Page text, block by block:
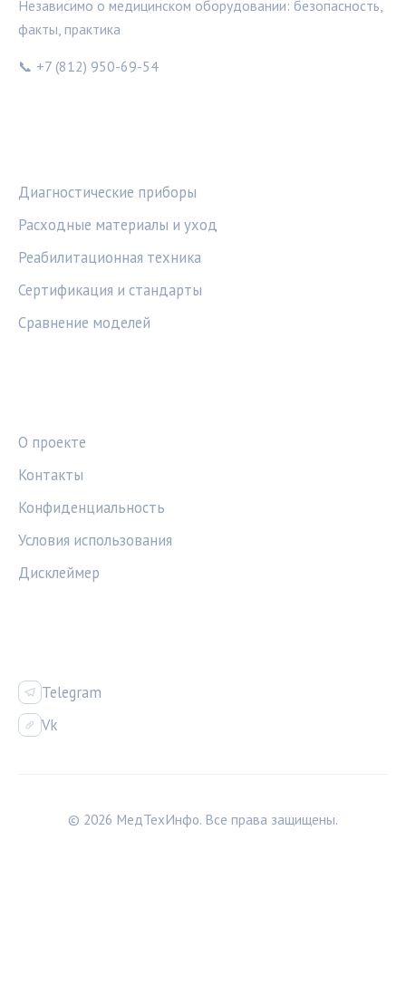
Независимо о медицинском оборудовании: безопасность,
факты, практика
📞 +7 (812) 950-69-54
Диагностические приборы
Расходные материалы и уход
Реабилитационная техника
Сертификация и стандарты
Сравнение моделей
О проекте
Контакты
Конфиденциальность
Условия использования
Дисклеймер
Telegram
Vk
© 2026 МедТехИнфо. Все права защищены.